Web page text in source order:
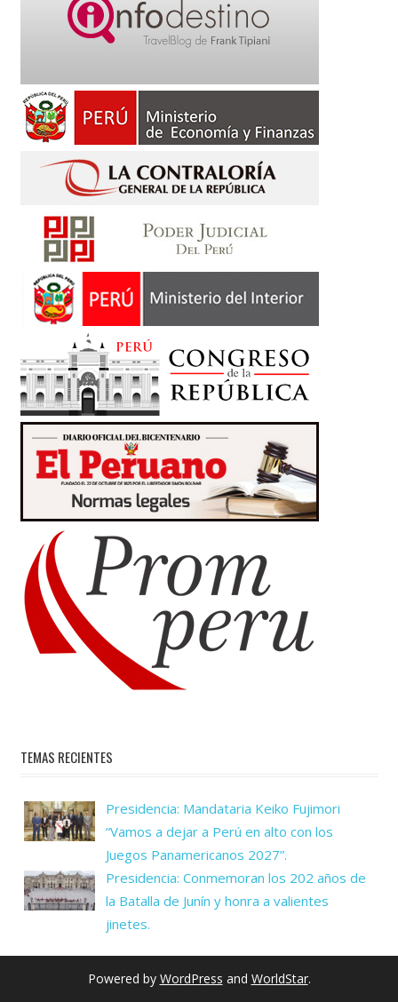
TEMAS RECIENTES
Presidencia: Mandataria Keiko Fujimori
“Vamos a dejar a Perú en alto con los
Juegos Panamericanos 2027”.
Presidencia: Conmemoran los 202 años de
la Batalla de Junín y honra a valientes
jinetes.
Powered by WordPress and WorldStar.